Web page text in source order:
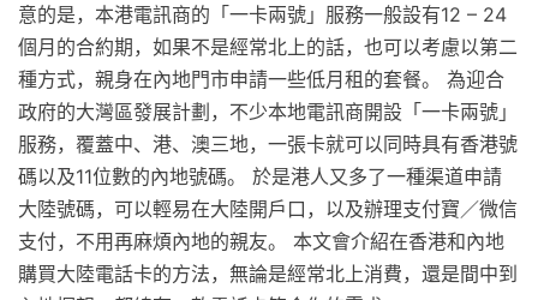
意的是，本港電訊商的「一卡兩號」服務一般設有12 – 24
個月的合約期，如果不是經常北上的話，也可以考慮以第二
種方式，親身在內地門市申請一些低月租的套餐。 為迎合
政府的大灣區發展計劃，不少本地電訊商開設「一卡兩號」
服務，覆蓋中、港、澳三地，一張卡就可以同時具有香港號
碼以及11位數的內地號碼。 於是港人又多了一種渠道申請
大陸號碼，可以輕易在大陸開戶口，以及辦理支付寶／微信
支付，不用再麻煩內地的親友。 本文會介紹在香港和內地
購買大陸電話卡的方法，無論是經常北上消費，還是間中到